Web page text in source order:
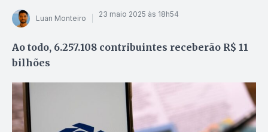
Luan Monteiro 23 maio 2025 às 18h54
Ao todo, 6.257.108 contribuintes receberão R$ 11
bilhões